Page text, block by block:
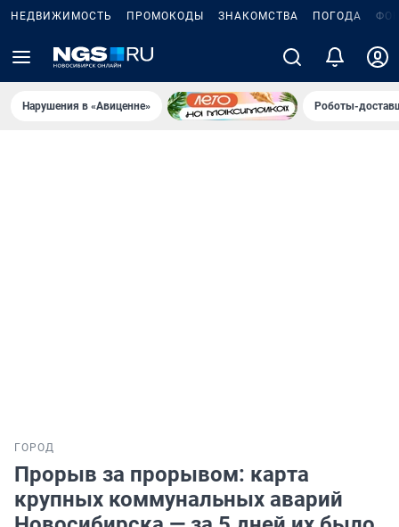
НЕДВИЖИМОСТЬ ПРОМОКОДЫ ЗНАКОМСТВА ПОГОДА
Нарушения в «Авиценне» Роботы-
ГОРОД
Прорыв за прорывом: карта
крупных коммунальных аварий